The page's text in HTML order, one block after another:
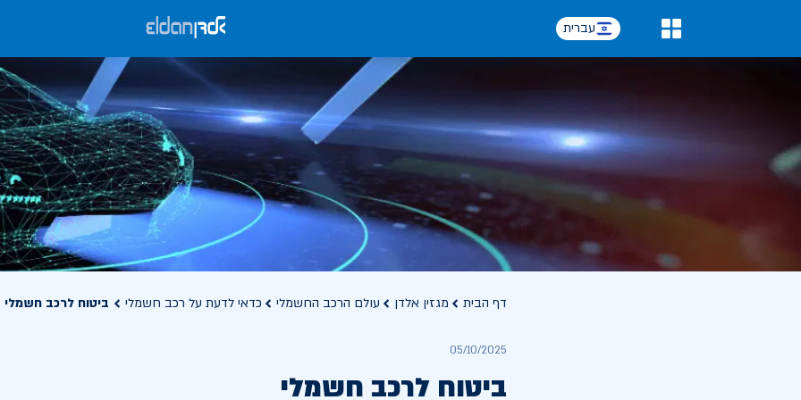
עברית
דף הבית מגזין אלדן עולם הרכב החשמלי כדאי לדעת על רכב חשמלי ביטוח לרכב חשמלי
05/10/2025
ביטוח לרכב חשמלי